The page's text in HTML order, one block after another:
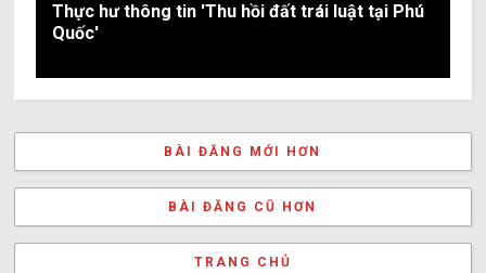
Thực hư thông tin 'Thu hồi đất trái luật tại Phú
Quốc'
BÀI ĐĂNG MỚI HƠN
BÀI ĐĂNG CŨ HƠN
TRANG CHỦ